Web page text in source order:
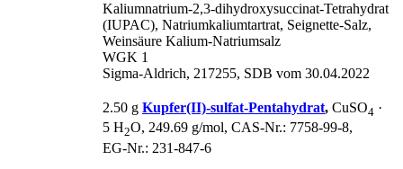
Kaliumnatrium-2,3‑dihydroxysuccinat-Tetrahydrat
(IUPAC), Natriumkaliumtartrat, Seignette‑Salz,
Weinsäure Kalium‑Natriumsalz
WGK 1
Sigma-Aldrich, 217255, SDB vom 30.04.2022
2.50 g Kupfer(II)-sulfat-Pentahydrat, CuSO4 ·
5 H2O, 249.69 g/mol, CAS‑Nr.: 7758‑99‑8,
EG‑Nr.: 231‑847‑6